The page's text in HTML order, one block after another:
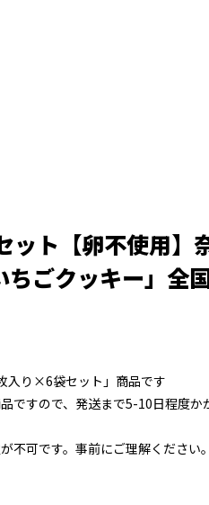
ト【卵不使用】
ちごクッキー」全
入り×6袋セット」商品です
ですので、発送まで5-10日程度か
不可です。事前にご理解ください。